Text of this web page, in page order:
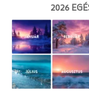
2026